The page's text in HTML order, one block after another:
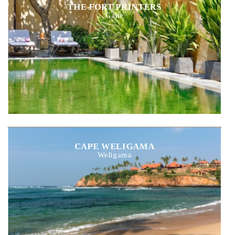
THE FORT PRINTERS
Galle
CAPE WELIGAMA
Weligama